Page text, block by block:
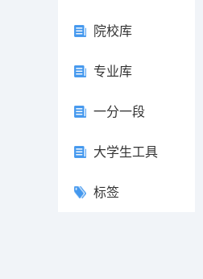
院校库
专业库
一分一段
大学生工具
标签